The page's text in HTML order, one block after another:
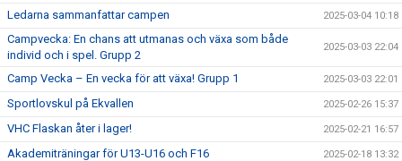
Ledarna sammanfattar campen 2025-03-04 10:18
Campvecka: En chans att utmanas och växa som både
individ och i spel. Grupp 2
2025-03-03 22:04
Camp Vecka – En vecka för att växa! Grupp 1 2025-03-03 22:01
Sportlovskul på Ekvallen 2025-02-26 15:37
VHC Flaskan åter i lager! 2025-02-21 16:57
Akademiträningar för U13-U16 och F16 2025-02-18 13:32